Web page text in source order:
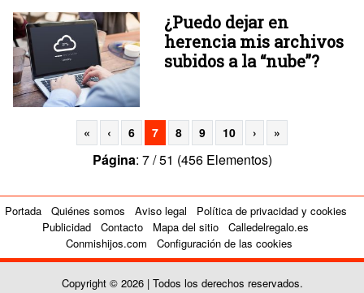
¿Puedo dejar en
herencia mis archivos
subidos a la “nube”?
« ‹ 6 7 8 9 10 › »
Página: 7 / 51 (456 Elementos)
Portada Quiénes somos Aviso legal
Política de privacidad y cookies
Publicidad
Contacto Mapa del sitio
Calledelregalo.es
Conmishijos.com
Configuración de las cookies
Copyright © 2026 | Todos los derechos reservados.